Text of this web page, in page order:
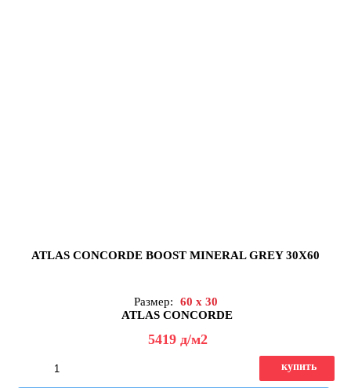
ATLAS CONCORDE BOOST MINERAL GREY 30X60
Размер:
60 x 30
ATLAS CONCORDE
5419 д/м2
купить